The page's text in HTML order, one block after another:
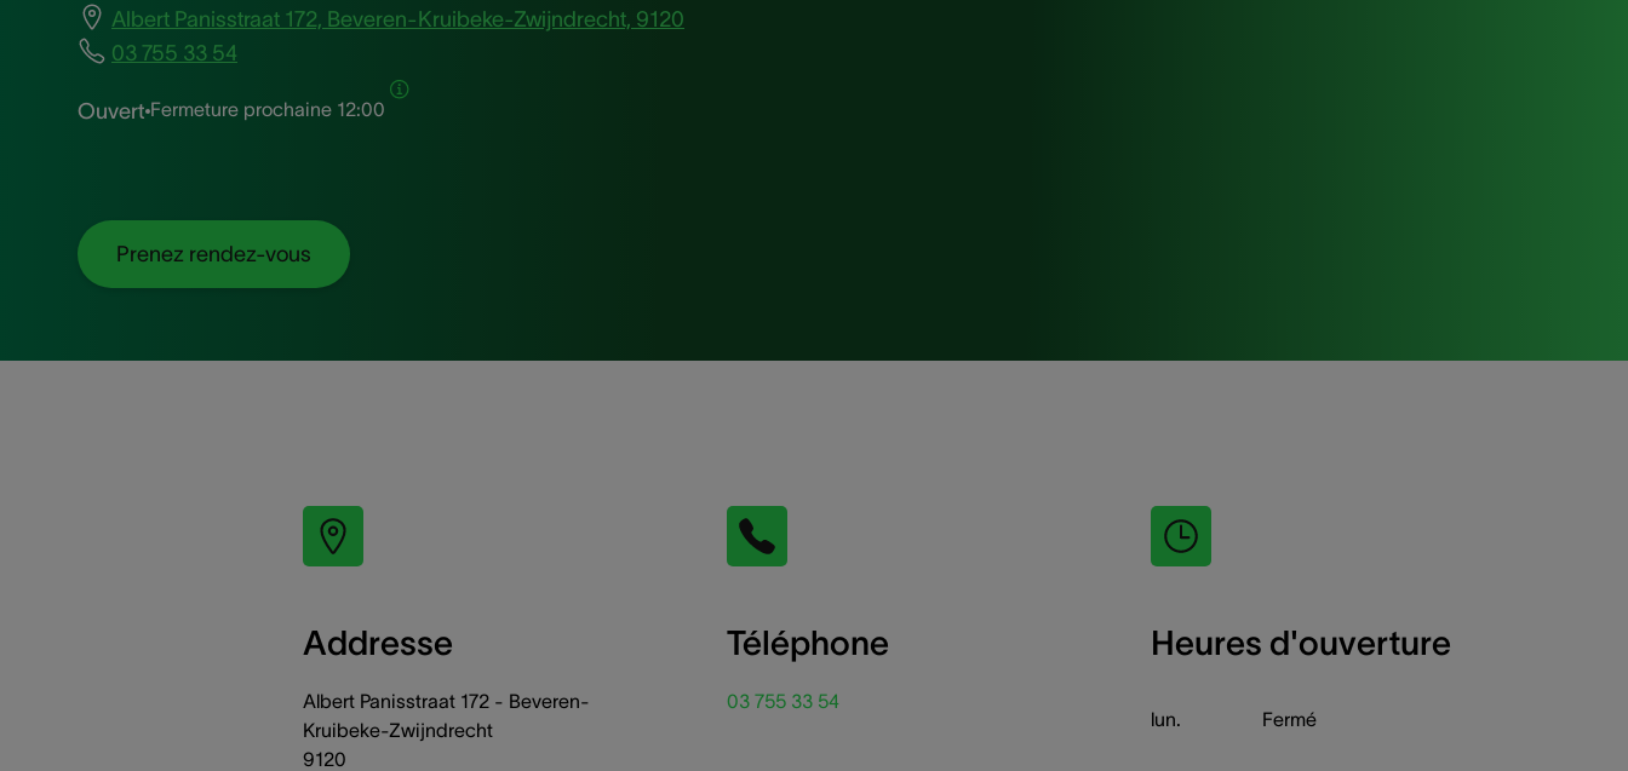
Albert Panisstraat 172, Beveren-Kruibeke-Zwijndrecht, 9120
03 755 33 54
Ouvert Fermeture prochaine 12:00
Prenez rendez-vous
Addresse
Albert Panisstraat 172 - Beveren-
Kruibeke-Zwijndrecht
9120
Téléphone
03 755 33 54
Heures d'ouverture
lun. Fermé